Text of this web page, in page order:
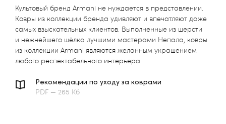
Культовый бренд Armani не нуждается в представлении.
Ковры из коллекции бренда удивляют и впечатляют даже
самых взыскательных клиентов. Выполненные из шерсти
и нежнейшего шёлка лучшими мастерами Непала, ковры
из коллекции Armani являются желанным украшением
любого респектабельного интерьера.
Рекомендации по уходу за коврами
PDF — 265 Кб